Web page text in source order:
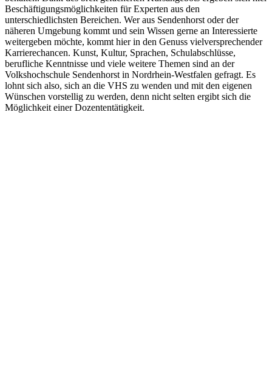
Beschäftigungsmöglichkeiten für Experten aus den
unterschiedlichsten Bereichen. Wer aus Sendenhorst oder der
näheren Umgebung kommt und sein Wissen gerne an Interessierte
weitergeben möchte, kommt hier in den Genuss vielversprechender
Karrierechancen. Kunst, Kultur, Sprachen, Schulabschlüsse,
berufliche Kenntnisse und viele weitere Themen sind an der
Volkshochschule Sendenhorst in Nordrhein-Westfalen gefragt. Es
lohnt sich also, sich an die VHS zu wenden und mit den eigenen
Wünschen vorstellig zu werden, denn nicht selten ergibt sich die
Möglichkeit einer Dozententätigkeit.